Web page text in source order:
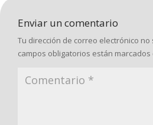
Enviar un comentario
Tu dirección de correo electrónico no
campos obligatorios están marcados